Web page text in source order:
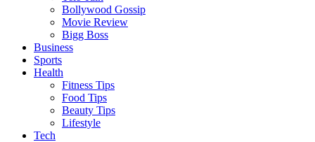
Bollywood Gossip
Movie Review
Bigg Boss
Business
Sports
Health
Fitness Tips
Food Tips
Beauty Tips
Lifestyle
Tech